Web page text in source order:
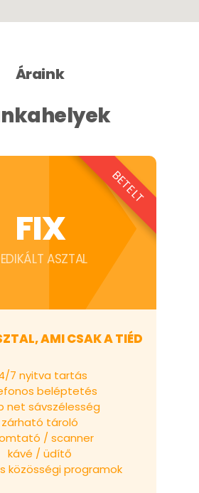
Áraink
FIX
ASZTAL
AMI CSAK A TIÉD
7 nyitva tartás
beléptetés
net sávszélesség
zárható tároló
/ scanner
kávé / üdítő
közösségi programok
BETELT